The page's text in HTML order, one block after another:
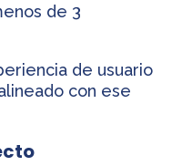
de 3
de usuario
con ese